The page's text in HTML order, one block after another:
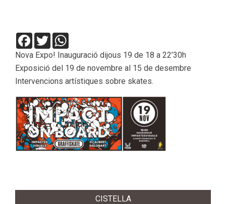
Facebook
Twitter
Nova Expo! Inauguració dijous 19 de 18 a 22’30h
Exposició del 19 de novembre al 15 de desembre
Intervencions artístiques sobre skates.
11-
CISTELLA